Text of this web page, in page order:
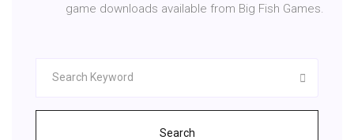
game downloads available from Big Fish Games.
Search